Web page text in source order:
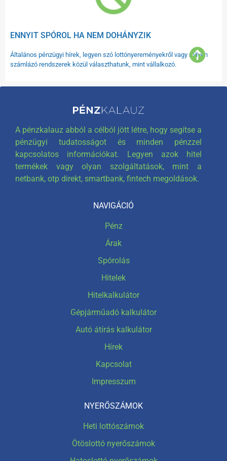
ENNYIT SPÓROL HA NEM DOHÁNYZIK
Általános pénzügyi hírek, legyen szó lottónyereményekről vagy milyen
számlázó rendszerek közül választhatunk, mint vállalkozó.
A pénzkalauz abból a célból jött létre, hogy segítse a
pénzügyi tudatosságot és minden pénzzel
kapcsolatos információkat. Legyen azok hitel
termékek vagy olyan szolgáltatások, mint a
netbank, otp direkt, smartbank, fintech megoldások.
NAVIGÁCIÓ
Pénz
Árak
Spórolás
Hitelek
Hitelkalkulátor
Gépjárműadó kalkulátor
Autó átírás kalkulátor
Hírek
Kapcsolat
Impresszum
NYERŐSZÁMOK
Heti lottószámok
Ötöslottó nyerőszámok